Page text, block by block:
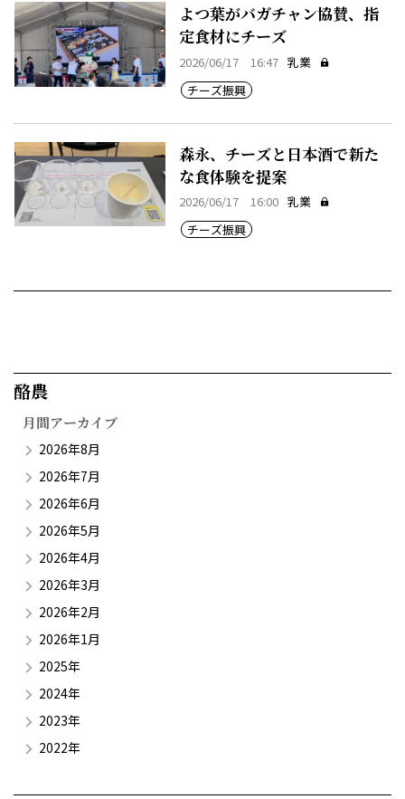
よつ葉がバガチャン協賛、指
定食材にチーズ
2026/06/17 16:47 乳業
チーズ振興
森永、チーズと日本酒で新た
な食体験を提案
2026/06/17 16:00 乳業
チーズ振興
酪農​
月間アーカイブ
2026年8月
2026年7月
2026年6月
2026年5月
2026年4月
2026年3月
2026年2月
2026年1月
2025年
2024年
2023年
2022年